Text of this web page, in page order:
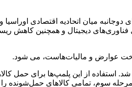
در چارچوب توافق‌های دوجانبه میان اتحادیه
دیجیتال و همچنین کاهش
عوارض و مالیات‌هاست، می شود.
استفاده از این پلمپ‌ها برای حمل